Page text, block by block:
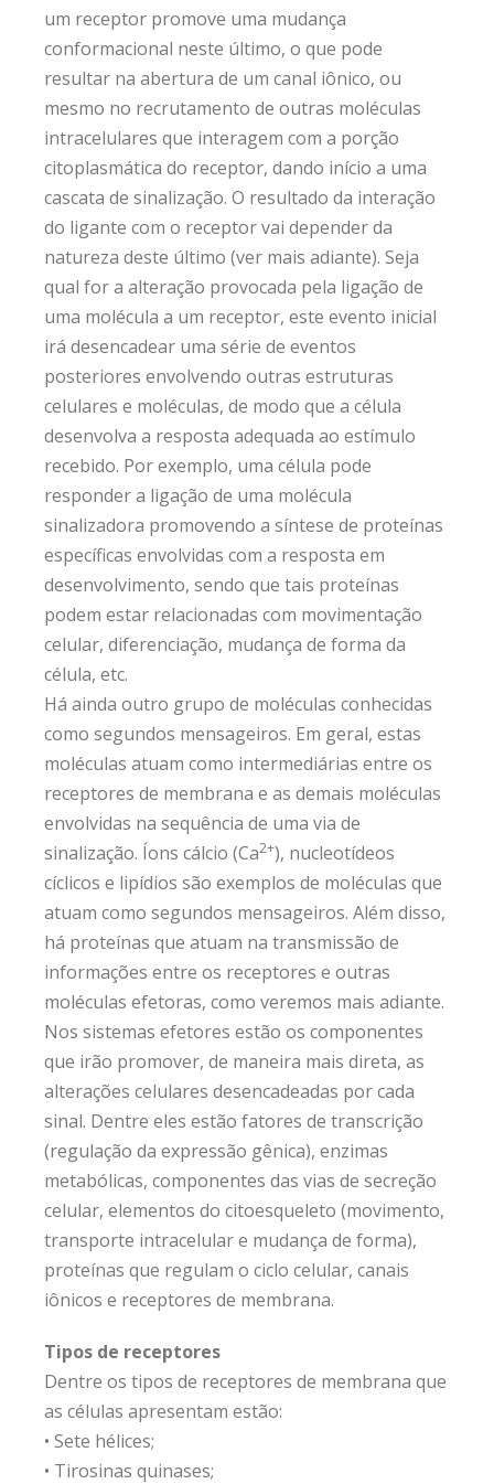
um receptor promove uma mudança
conformacional neste último, o que pode
resultar na abertura de um canal iônico, ou
mesmo no recrutamento de outras moléculas
intracelulares que interagem com a porção
citoplasmática do receptor, dando início a uma
cascata de sinalização. O resultado da interação
do ligante com o receptor vai depender da
natureza deste último (ver mais adiante). Seja
qual for a alteração provocada pela ligação de
uma molécula a um receptor, este evento inicial
irá desencadear uma série de eventos
posteriores envolvendo outras estruturas
celulares e moléculas, de modo que a célula
desenvolva a resposta adequada ao estímulo
recebido. Por exemplo, uma célula pode
responder a ligação de uma molécula
sinalizadora promovendo a síntese de proteínas
específicas envolvidas com a resposta em
desenvolvimento, sendo que tais proteínas
podem estar relacionadas com movimentação
celular, diferenciação, mudança de forma da
célula, etc.
Há ainda outro grupo de moléculas conhecidas
como segundos mensageiros. Em geral, estas
moléculas atuam como intermediárias entre os
receptores de membrana e as demais moléculas
envolvidas na sequência de uma via de
sinalização. Íons cálcio (Ca2+), nucleotídeos
cíclicos e lipídios são exemplos de moléculas que
atuam como segundos mensageiros. Além disso,
há proteínas que atuam na transmissão de
informações entre os receptores e outras
moléculas efetoras, como veremos mais adiante.
Nos sistemas efetores estão os componentes
que irão promover, de maneira mais direta, as
alterações celulares desencadeadas por cada
sinal. Dentre eles estão fatores de transcrição
(regulação da expressão gênica), enzimas
metabólicas, componentes das vias de secreção
celular, elementos do citoesqueleto (movimento,
transporte intracelular e mudança de forma),
proteínas que regulam o ciclo celular, canais
iônicos e receptores de membrana.
Tipos de receptores
Dentre os tipos de receptores de membrana que
as células apresentam estão:
• Sete hélices;
• Tirosinas quinases;